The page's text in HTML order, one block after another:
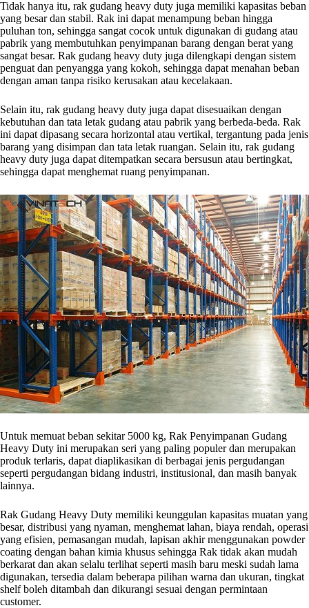
Tidak hanya itu, rak gudang heavy duty juga memiliki kapasitas beban
yang besar dan stabil. Rak ini dapat menampung beban hingga
puluhan ton, sehingga sangat cocok untuk digunakan di gudang atau
pabrik yang membutuhkan penyimpanan barang dengan berat yang
sangat besar. Rak gudang heavy duty juga dilengkapi dengan sistem
penguat dan penyangga yang kokoh, sehingga dapat menahan beban
dengan aman tanpa risiko kerusakan atau kecelakaan.
Selain itu, rak gudang heavy duty juga dapat disesuaikan dengan
kebutuhan dan tata letak gudang atau pabrik yang berbeda-beda. Rak
ini dapat dipasang secara horizontal atau vertikal, tergantung pada jenis
barang yang disimpan dan tata letak ruangan. Selain itu, rak gudang
heavy duty juga dapat ditempatkan secara bersusun atau bertingkat,
sehingga dapat menghemat ruang penyimpanan.
Untuk memuat beban sekitar 5000 kg, Rak Penyimpanan Gudang
Heavy Duty ini merupakan seri yang paling populer dan merupakan
produk terlaris, dapat diaplikasikan di berbagai jenis pergudangan
seperti pergudangan bidang industri, institusional, dan masih banyak
lainnya.
Rak Gudang Heavy Duty memiliki keunggulan kapasitas muatan yang
besar, distribusi yang nyaman, menghemat lahan, biaya rendah, operasi
yang efisien, pemasangan mudah, lapisan akhir menggunakan powder
coating dengan bahan kimia khusus sehingga Rak tidak akan mudah
berkarat dan akan selalu terlihat seperti masih baru meski sudah lama
digunakan, tersedia dalam beberapa pilihan warna dan ukuran, tingkat
shelf boleh ditambah dan dikurangi sesuai dengan permintaan
customer.